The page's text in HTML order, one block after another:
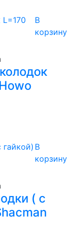
В
корзину
В
корзину
( с